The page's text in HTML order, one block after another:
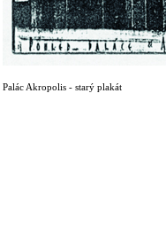
Palác Akropolis - starý plakát